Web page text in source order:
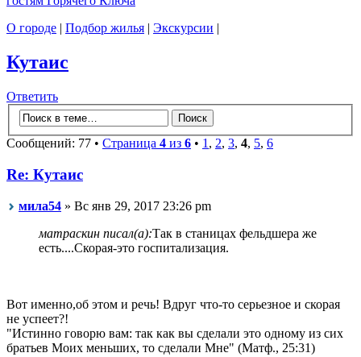
О городе | Подбор жилья | Экскурсии |
Кутаис
Ответить
Сообщений: 77 • Страница 4 из 6 • 1 , 2, 3, 4, 5, 6
Re: Кутаис
мила54 » Вс янв 29, 2017 23:26 pm
матраскин писал(а):Так в станицах фельдшера же
есть....Скорая-это госпитализация.
Вот именно,об этом и речь! Вдруг что-то серьезное и скорая
не успеет?!
"Истинно говорю вам: так как вы сделали это одному из сих
братьев Моих меньших, то сделали Мне" (Матф., 25:31)